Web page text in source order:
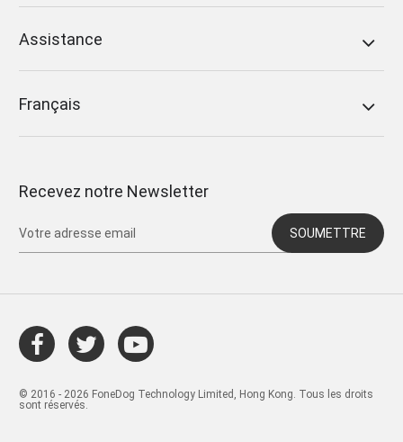
Assistance
Français
Recevez notre Newsletter
SOUMETTRE
© 2016 - 2026 FoneDog Technology Limited, Hong Kong. Tous les droits
sont réservés.